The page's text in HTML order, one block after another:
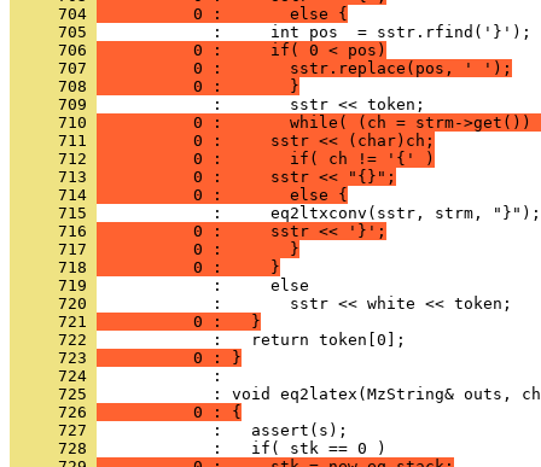
     704
          0 :       else {
     705
     706
          0 :     if( 0 < pos)
     707
          0 :       sstr.replace(pos, ' ');
     708
          0 :       }
     709
     710
0 :       while( (ch = strm->get())
     711
          0 :     sstr << (char)ch;
     712
          0 :       if( ch != '{' )
     713
          0 :     sstr << "{}";
     714
          0 :       else {
     715
     716
          0 :     sstr << '}';
     717
          0 :       }
     718
          0 :     }
     719
     720
     721
          0 :   }
     722
     723
          0 : }
     724
            :
     725
     726
          0 : {
     727
     728